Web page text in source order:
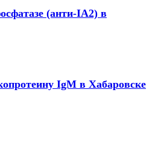
(анти-IA2) в
IgM в Хабаровске